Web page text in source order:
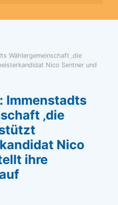
Wählergemeinschaft ‚die
Nico Sentner und
Immenstadts
‚die
Nico
ihre